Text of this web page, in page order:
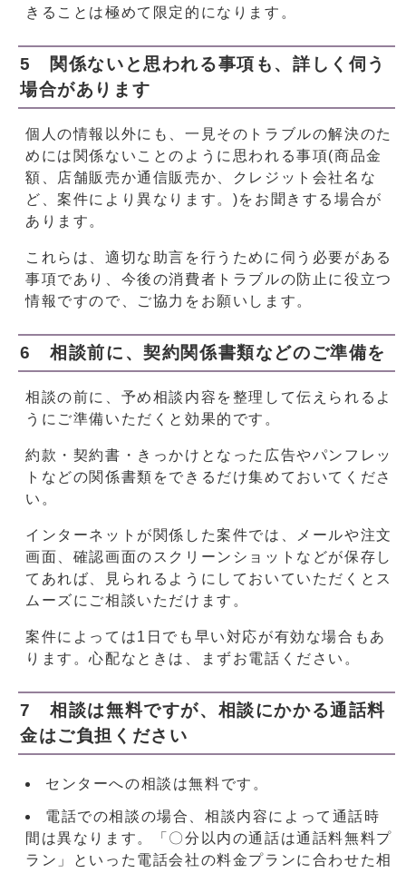
きることは極めて限定的になります。
5 関係ないと思われる事項も、詳しく伺う
場合があります
個人の情報以外にも、一見そのトラブルの解決のた
めには関係ないことのように思われる事項(商品金
額、店舗販売か通信販売か、クレジット会社名な
ど、案件により異なります。)をお聞きする場合が
あります。
これらは、適切な助言を行うために伺う必要がある
事項であり、今後の消費者トラブルの防止に役立つ
情報ですので、ご協力をお願いします。
6 相談前に、契約関係書類などのご準備を
相談の前に、予め相談内容を整理して伝えられるよ
うにご準備いただくと効果的です。
約款・契約書・きっかけとなった広告やパンフレッ
トなどの関係書類をできるだけ集めておいてくださ
い。
インターネットが関係した案件では、メールや注文
画面、確認画面のスクリーンショットなどが保存し
てあれば、見られるようにしておいていただくとス
ムーズにご相談いただけます。
案件によっては1日でも早い対応が有効な場合もあ
ります。心配なときは、まずお電話ください。
7 相談は無料ですが、相談にかかる通話料
金はご負担ください
センターへの相談は無料です。
電話での相談の場合、相談内容によって通話時
間は異なります。「〇分以内の通話は通話料無料プ
ラン」といった電話会社の料金プランに合わせた相